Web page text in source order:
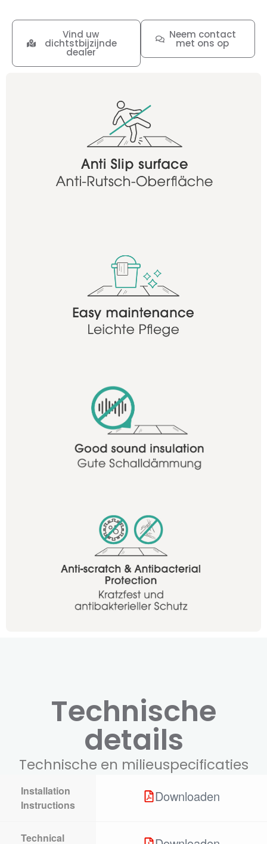
Neem contact
met ons op
Vind uw
dichtstbijzijnde
dealer
Technische
details
Technische en milieuspecificaties
Installation
Instructions
Downloaden
Technical